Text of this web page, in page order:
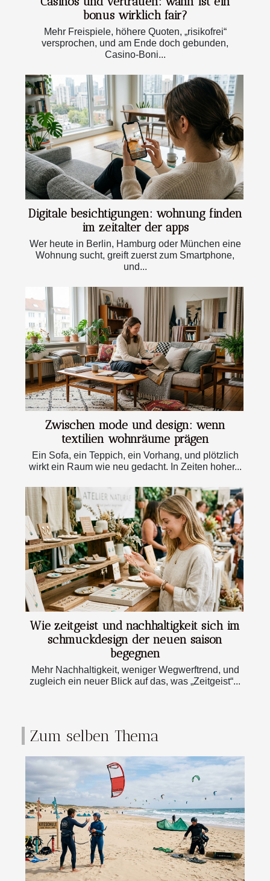
bonus wirklich fair?
Mehr Freispiele, höhere Quoten, „risikofrei“
versprochen, und am Ende doch gebunden,
Casino-Boni...
Digitale besichtigungen: wohnung finden
im zeitalter der apps
Wer heute in Berlin, Hamburg oder München eine
Wohnung sucht, greift zuerst zum Smartphone,
und...
Zwischen mode und design: wenn
textilien wohnräume prägen
Ein Sofa, ein Teppich, ein Vorhang, und plötzlich
wirkt ein Raum wie neu gedacht. In Zeiten hoher...
Wie zeitgeist und nachhaltigkeit sich im
schmuckdesign der neuen saison
begegnen
Mehr Nachhaltigkeit, weniger Wegwerftrend, und
zugleich ein neuer Blick auf das, was „Zeitgeist“...
Zum selben Thema